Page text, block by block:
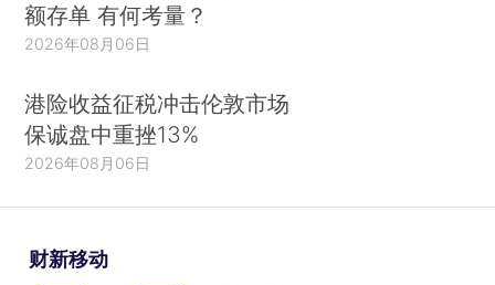
额存单 有何考量？
2026年08月06日
港险收益征税冲击伦敦市场
保诚盘中重挫13%
2026年08月06日
财新移动